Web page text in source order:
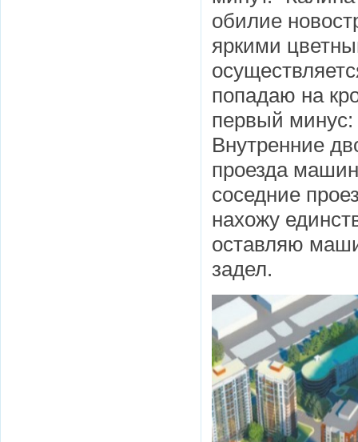
обилие
яркими
попадаю на
первый минус:
Внутренние
проезда
соседние
нахожу
оставляю
задел.